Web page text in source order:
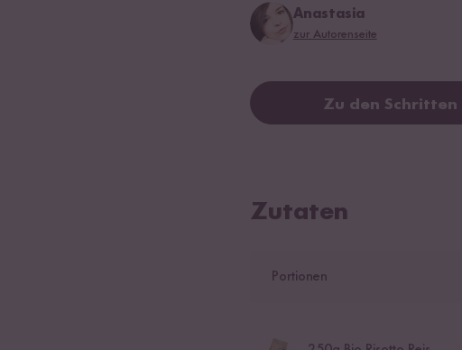
Anastasia
zur Autorenseite
Zu den Schritten
Zutaten
Portionen